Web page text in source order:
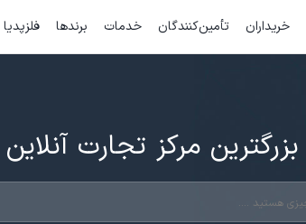
خریداران تأمین‌کنندگان خدمات برندها فلزپدیا